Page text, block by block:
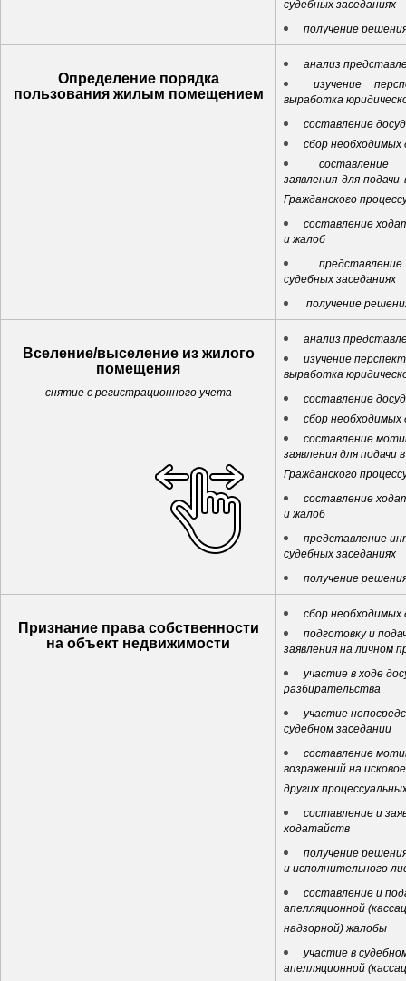
судебных заседаниях
получение
Определение порядка
пользования жилым помещением
анализ
изучение
выработка
составление
сбор необходимых
составление
заявления для
Гражданского
составление
и жалоб
судебных заседаниях
получение
Вселение/выселение из жилого
помещения
снятие с регистрационного учета
анализ
изучение
выработка
составление
сбор необходимых
составление
заявления для подачи
Гражданского
составление
и жалоб
представление
судебных заседаниях
получение
Признание права собственности
на объект недвижимости
сбор необходимых
подготовку и
заявления на личном
участие в ходе
разбирательства
участие
судебном заседании
составление
возражений на
других
составление и
ходатайств
получение
и исполнительного
составление и
апелляционной
надзорной) жалобы
участие в
апелляционной